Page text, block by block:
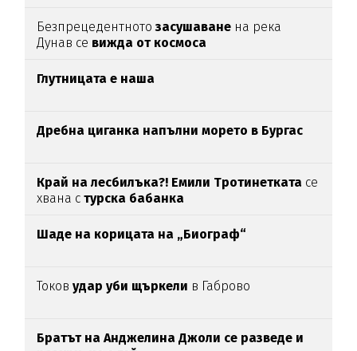
Безпрецедентнотозасушаване на река
Дунав се вижда от космоса
Глутницата е наша
Дребна циганка напълни морето в Бургас
Край на лесбилъка?! Емили Тротинетката се
хвана с турска бабанка
Шаде на корицата на „Биограф“
Токовудар уби щъркели в Габрово
Братът на Анджелина Джоли се разведе и